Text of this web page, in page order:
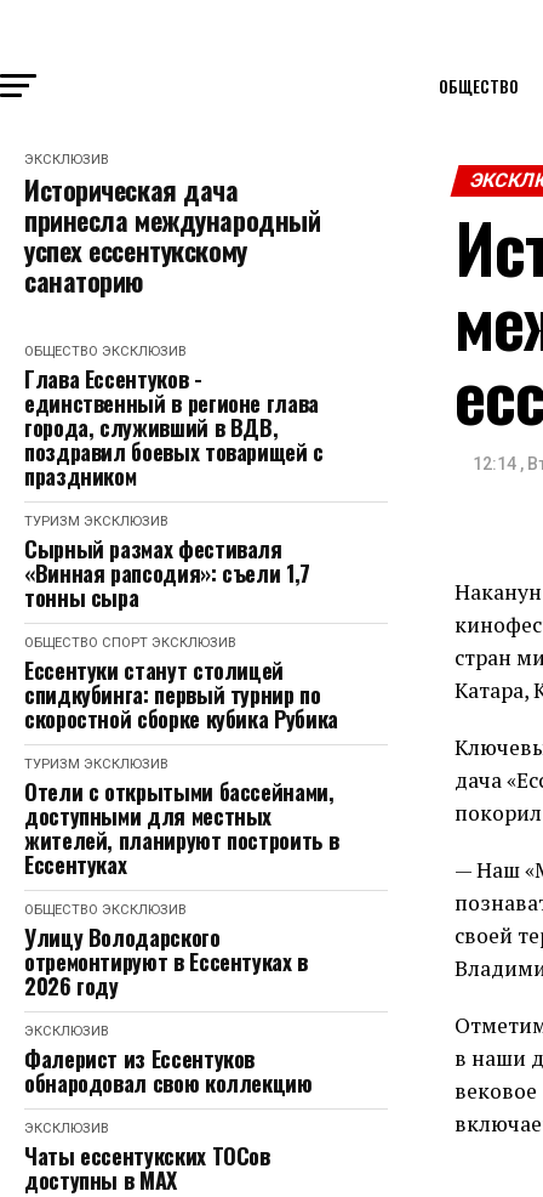
ОБЩЕСТВО
ЭКСКЛЮЗИВ
Историческая дача
принесла международный
успех ессентукскому
санаторию
ОБЩЕСТВО ЭКСКЛЮЗИВ
Глава Ессентуков -
единственный в регионе глава
города, служивший в ВДВ,
поздравил боевых товарищей с
праздником
ТУРИЗМ ЭКСКЛЮЗИВ
Сырный размах фестиваля
«Винная рапсодия»: съели 1,7
тонны сыра
ОБЩЕСТВО СПОРТ ЭКСКЛЮЗИВ
Ессентуки станут столицей
спидкубинга: первый турнир по
скоростной сборке кубика Рубика
ТУРИЗМ ЭКСКЛЮЗИВ
Отели с открытыми бассейнами,
доступными для местных
жителей, планируют построить в
Ессентуках
ОБЩЕСТВО ЭКСКЛЮЗИВ
Улицу Володарского
отремонтируют в Ессентуках в
2026 году
ЭКСКЛЮЗИВ
Фалерист из Ессентуков
обнародовал свою коллекцию
ЭКСКЛЮЗИВ
Чаты ессентукских ТОСов
доступны в МАХ
12:14 ,
стран
Катара,
дача
— Наш
своей
в наши